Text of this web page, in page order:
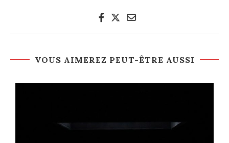
VOUS AIMEREZ PEUT-ÊTRE AUSSI